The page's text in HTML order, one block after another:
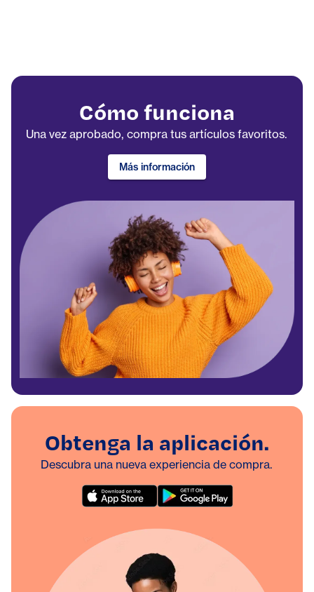
Cómo funciona
Una vez aprobado, compra tus artículos favoritos.
Más información
Obtenga la aplicación.
Descubra una nueva experiencia de compra.